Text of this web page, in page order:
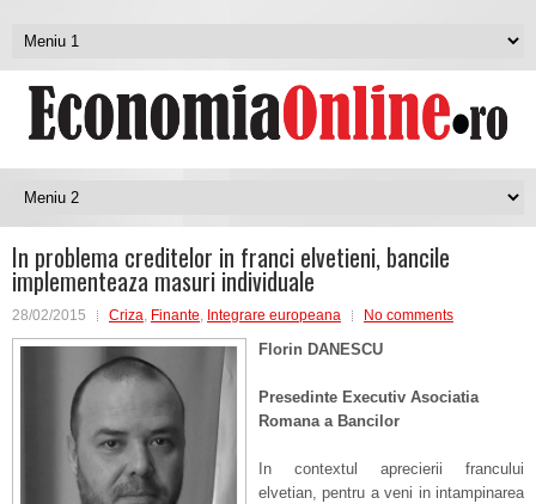
In problema creditelor in franci elvetieni, bancile
implementeaza masuri individuale
28/02/2015 Criza, Finante, Integrare europeana No comments
Florin DANESCU
Presedinte Executiv Asociatia
Romana a Bancilor
In contextul aprecierii francului
elvetian, pentru a veni in intampinarea